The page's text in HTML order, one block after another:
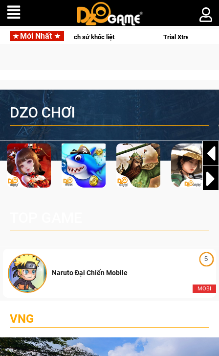
Mới Nhất Trial Xtreme Freedom – Game đua xe mô tô PvP sở hữu
DZO CHƠI
5
MOBI
Naruto Đại Chiến Mobile
VNG